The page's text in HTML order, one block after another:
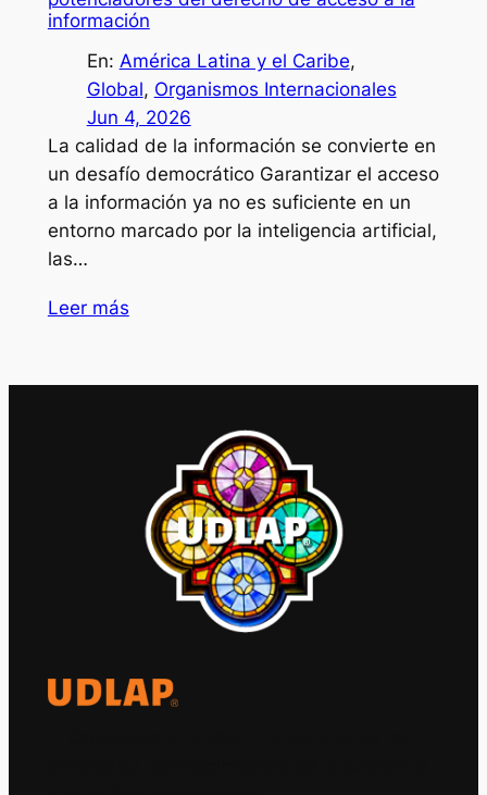
información
En: América Latina y el Caribe
Global, Organismos Internacionales
Jun 4, 2026
La calidad de la información se convierte en
un desafío democrático Garantizar el acceso
a la información ya no es suficiente en un
entorno marcado por la inteligencia artificial,
las…
Leer más